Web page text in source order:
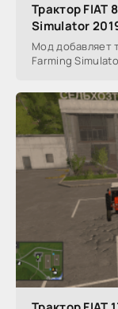
Трактор FIAT
Simulator
Мод добавляет
Farming